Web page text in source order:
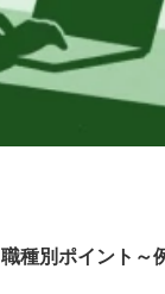
種別ポイント～